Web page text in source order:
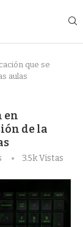
que se
aulas
en
de la
3.5kVistas